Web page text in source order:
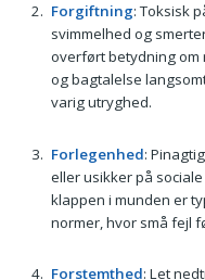
Forgiftning: Toksisk
svimmelhed og
overført betydning om
og bagtalelse
varig utryghed.
Forlegenhed:
eller usikker på
klappen i munden er
normer, hvor små fejl
Forstemthed: Let